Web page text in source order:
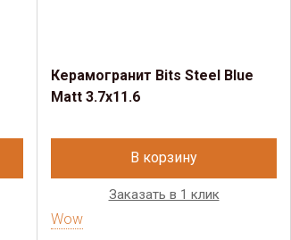
Керамогранит Bits Steel Blue
Matt 3.7x11.6
В корзину
Заказать в 1 клик
Wow